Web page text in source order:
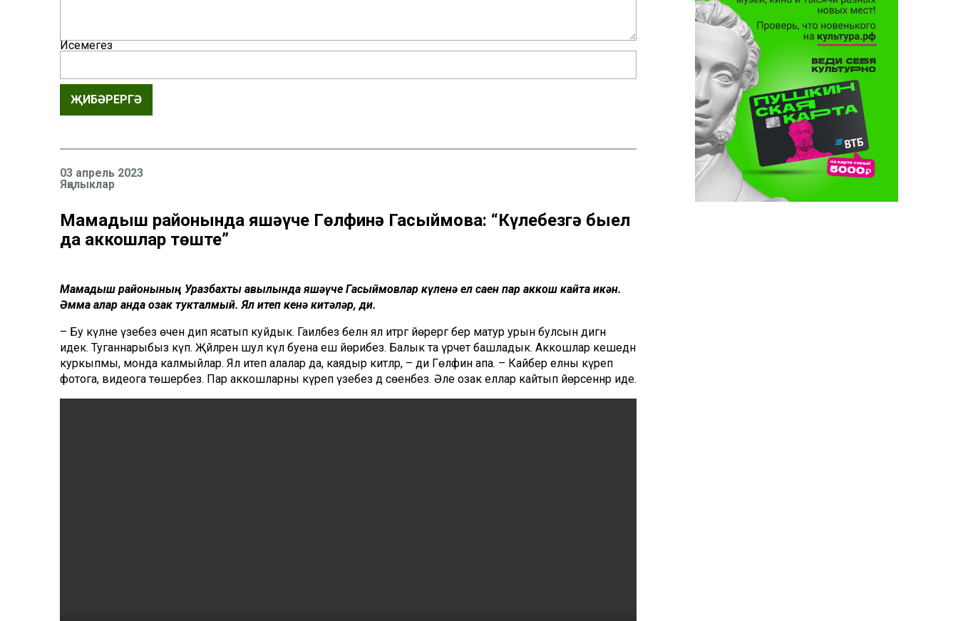
Исемегез
ҖИБӘРЕРГӘ
03 апрель 2023
Яңалыклар
Мамадыш районында яшәүче Гөлфинә Гасыймова: “Күлебезгә быел
да аккошлар төште”
Мамадыш районының Уразбахты авылында яшәүче Гасыймовлар күленә ел саен пар аккош кайта икән.
Әмма алар анда озак тукталмый. Ял итеп кенә китәләр, ди.
– Бу күлне үзебез өчен дип ясатып куйдык. Гаиләбез белән ял итәргә йөрергә бер матур урын булсын дигән
идек. Туганнарыбыз күп. Җәйләрен шул күл буена еш йөрибез. Балык та үрчетә башладык. Аккошлар кешедән
куркыпмы, монда калмыйлар. Ял итеп алалар да, каядыр китәләр, – ди Гөлфинә апа. – Кайбер елны күреп
фотога, видеога төшерәбез. Пар аккошларны күреп үзебез дә сөенәбез. Әле озак еллар кайтып йөрсеннәр иде.